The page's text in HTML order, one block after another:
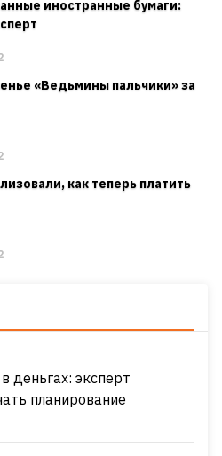
иностранные бумаги:
«Ведьмины пальчики» за
как теперь платить
деньгах: эксперт
планирование